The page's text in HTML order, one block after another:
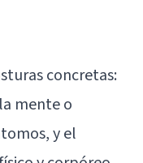
concretas:
mente o
y el